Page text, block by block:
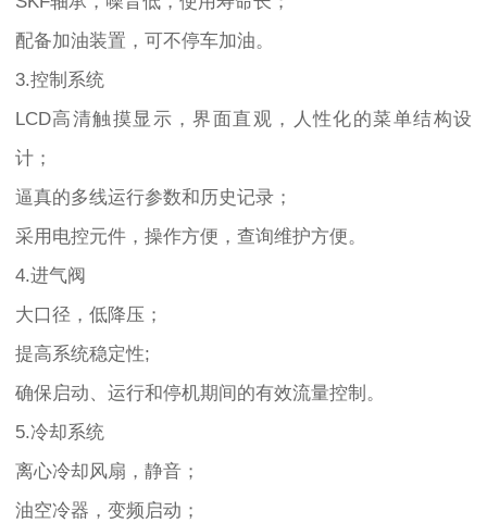
配备加油装置，可不停车加油。
3.控制系统
LCD高清触摸显示，界面直观，人性化的菜单结构设
计；
逼真的多线运行参数和历史记录；
采用电控元件，操作方便，查询维护方便。
4.进气阀
大口径，低降压；
提高系统稳定性;
确保启动、运行和停机期间的有效流量控制。
5.冷却系统
离心冷却风扇，静音；
油空冷器，变频启动；